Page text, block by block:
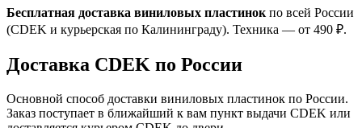
Бесплатная доставка виниловых пластинок по всей России
(CDEK и курьерская по Калининграду). Техника — от 490 ₽.
Доставка CDEK по России
Основной способ доставки виниловых пластинок по России.
Заказ поступает в ближайший к вам пункт выдачи CDEK или